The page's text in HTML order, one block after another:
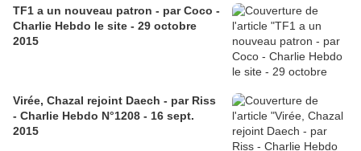
TF1 a un nouveau patron - par Coco -
Charlie Hebdo le site - 29 octobre
2015
Virée, Chazal rejoint Daech - par Riss
- Charlie Hebdo N°1208 - 16 sept.
2015